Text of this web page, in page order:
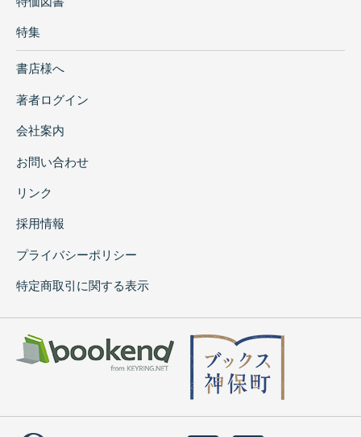
特集
書店様へ
著者ログイン
会社案内
お問い合わせ
リンク
採用情報
プライバシーポリシー
特定商取引に関する表示